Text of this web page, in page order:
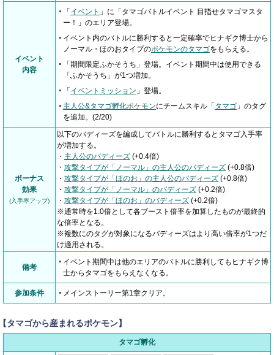
イベント
内容
「 イベント 」に「タマゴバトルイベント 目指せタマゴマスタ
ー！」のエリア登場。
イベント内のバトルに勝利すると一定確率でヒナギク博士から
ノーマル・ほのおタイプのポケモンのタマゴをもらえる。
「期間限定ふかそうち」登場。イベント期間中は使用できる
「ふかそうち」が1つ増加。
「 イベントミッション 」登場。
主人公&タマゴ孵化ポケモンにチームスキル「 タマゴ 」のタグ
を追加。(2/20)
ボーナス
効果
(入手率アップ)
以下のバディーズを編成してバトルに勝利するとタマゴ入手率
が増加する。
・ 主人公のバディーズ (+0.4倍)
・ 攻撃タイプが「ノーマル」の主人公のバディーズ (+0.8倍)
・ 攻撃タイプが「ほのお」の主人公のバディーズ (+0.8倍)
・ 攻撃タイプが「ノーマル」のバディーズ (+0.2倍)
・ 攻撃タイプが「ほのお」のバディーズ (+0.2倍)
※通常時を1.0倍として各ブースト倍率を加算したものが最終的
な倍率となる。
※複数にのタグが対象になるバディーズはより高い倍率が1つだ
け適用される。
備考
イベント期間中は他のエリアのバトルに勝利してもヒナギク博
士からタマゴをもらえなくなる。
参加条件 メインストーリー第1章クリア。
タマゴから産まれるポケモン】
タマゴ孵化